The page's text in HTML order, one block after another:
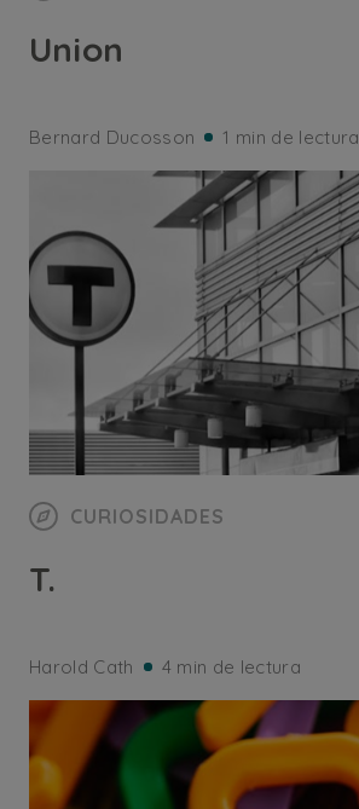
Union
Bernard Ducosson 1 min de lectura
CURIOSIDADES
T.
Harold Cath 4 min de lectura